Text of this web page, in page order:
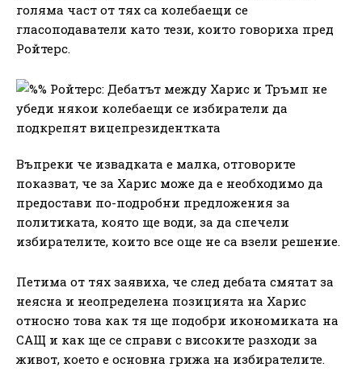
голяма част от тях са колебаещи се
гласоподаватели като тези, които говориха пред
Ройтерс.
Въпреки че извадката е малка, отговорите
показват, че за Харис може да е необходимо да
предостави по-подробни предложения за
политиката, която ще води, за да спечели
избирателите, които все още не са взели решение.
Петима от тях заявиха, че след дебата смятат за
неясна и неопределена позицията на Харис
относно това как тя ще подобри икономиката на
САЩ и как ще се справи с високите разходи за
живот, което е основна грижа на избирателите.